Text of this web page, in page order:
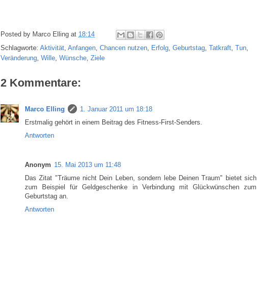
Posted by Marco Elling at 18:14
Schlagworte: Aktivität Anfangen Chancen nutzen Erfolg Geburtstag Tatkraft Tun
Veränderung Wille Wünsche Ziele
2 Kommentare:
Marco Elling
1. Januar 2011 um 18:18
Erstmalig gehört in einem Beitrag des Fitness-First-Senders.
Antworten
Anonym 15. Mai 2013 um 11:48
Das Zitat "Träume nicht Dein Leben, sondern lebe Deinen Traum" bietet sich
zum Beispiel für Geldgeschenke in Verbindung mit Glückwünschen zum
Geburtstag an.
Antworten